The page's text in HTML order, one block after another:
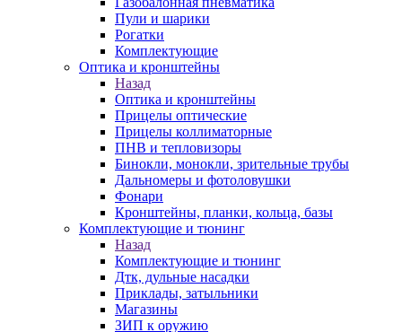
Пули и шарики
Рогатки
Комплектующие
Оптика и кронштейны
Назад
Оптика и кронштейны
Прицелы оптические
Прицелы коллиматорные
ПНВ и тепловизоры
Бинокли, монокли, зрительные трубы
Дальномеры и фотоловушки
Фонари
Кронштейны, планки, кольца, базы
Комплектующие и тюнинг
Назад
Комплектующие и тюнинг
Дтк, дульные насадки
Приклады, затыльники
Магазины
ЗИП к оружию